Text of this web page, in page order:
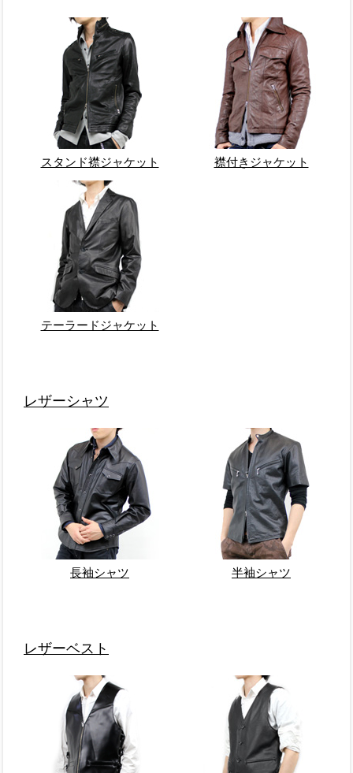
スタンド襟ジャケット 襟付きジャケット
テーラードジャケット
レザーシャツ
長袖シャツ 半袖シャツ
レザーベスト